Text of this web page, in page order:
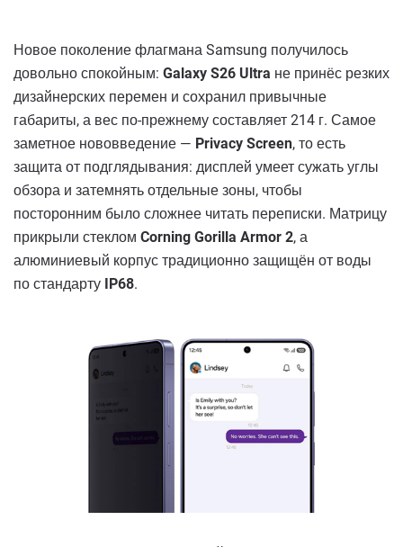
Новое поколение флагмана Samsung получилось
довольно спокойным: Galaxy S26 Ultra не принёс резких
дизайнерских перемен и сохранил привычные
габариты, а вес по-прежнему составляет 214 г. Самое
заметное нововведение — Privacy Screen, то есть
защита от подглядывания: дисплей умеет сужать углы
обзора и затемнять отдельные зоны, чтобы
посторонним было сложнее читать переписки. Матрицу
прикрыли стеклом Corning Gorilla Armor 2, а
алюминиевый корпус традиционно защищён от воды
по стандарту IP68.